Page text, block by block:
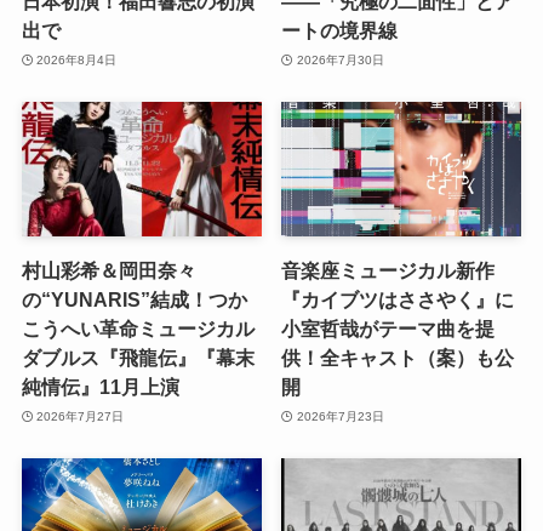
出で
2026年8月4日
ートの境界線
2026年7月30日
村山彩希＆岡田奈々
の“YUNARIS”結成！つか
こうへい革命ミュージカル
ダブルス『飛龍伝』『幕末
純情伝』11月上演
2026年7月27日
音楽座ミュージカル新作
『カイブツはささやく』に
小室哲哉がテーマ曲を提
供！全キャスト（案）も公
開
2026年7月23日